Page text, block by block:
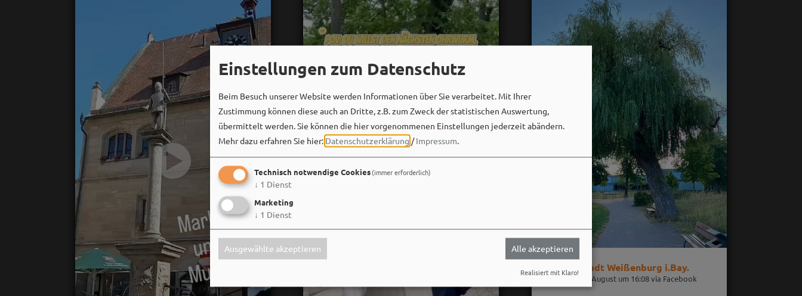
Stadt Weißenburg i.Bay.
06. August um 16:08 via Facebook
Einstellungen zum Datenschutz
Beim Besuch unserer Website werden Informationen über Sie verarbeitet. Mit Ihrer
Zustimmung können diese auch an Dritte, z.B. zum Zweck der statistischen Auswertung,
übermittelt werden. Sie können die hier vorgenommenen Einstellungen jederzeit abändern.
Mehr dazu erfahren Sie hier: Datenschutzerklärung /Impressum.
Technisch notwendige Cookies(immer erforderlich)
↓ 1 Dienst
Marketing
↓ 1 Dienst
Ausgewählte akzeptieren Alle akzeptieren
Realisiert mit Klaro!